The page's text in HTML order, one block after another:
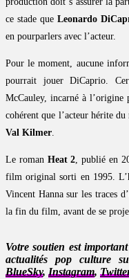
ce stade que Leonardo
en pourparlers avec l’acteur.
Pour le moment, aucune
pourrait jouer DiCaprio.
McCauley, incarné à l’origine
cohérent que l’acteur hérite
Val Kilmer.
Le roman Heat 2, publié en
film original sorti en 1995.
Vincent Hanna sur les traces
la fin du film, avant de se
Votre soutien est
actualités pop culture
BlueSky, Instagram,